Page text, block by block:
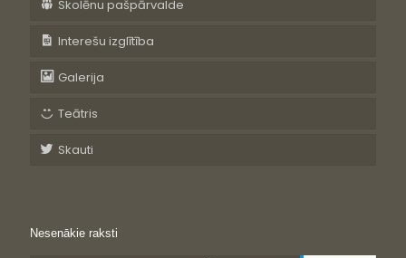
Skolēnu pašpārvalde
Interešu izglītība
Galerija
Teātris
Skauti
Nesenākie raksti